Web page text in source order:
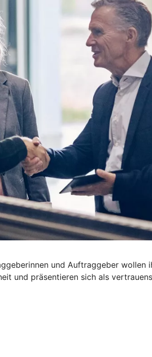
und Auftraggeber wollen
und präsentieren sich als